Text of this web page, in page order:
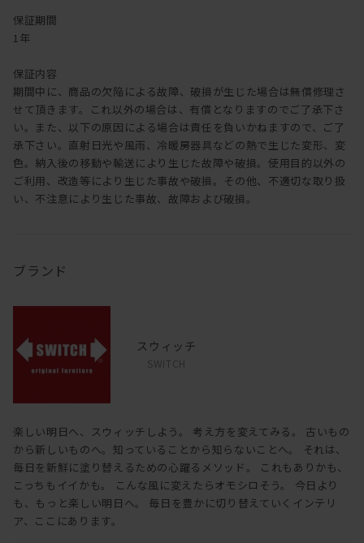
保証期間
1年
保証内容
期間中に、商品の欠陥による故障、破損が生じた場合は無償修理さ
せて頂きます。これ以外の場合は、有償となりますのでご了承下さ
い。また、以下の原因による場合は責任を負いかねますので、ご了
承下さい。直射日光や風雨、冷暖房器具などの熱で生じた変形、変
色。納入後の移動や輸送により生じた故障や破損。使用目的以外の
ご利用、改造等により生じた事故や破損。その他、不適切な取り扱
い、不注意により生じた事故、故障および破損。
ブランド
スウィッチ
SWITCH
楽しい明日へ、スウィッチしよう。 考え方を変えてみる。 古いもの
から新しいものへ。知っていることから知らないことへ。 それは、
毎日を新鮮に塗り替えるための心躍るメソッド。 これもありかも、
こっちもイイかも。 こんな風に変えたらオモシロそう。 今日より
も、もっと楽しい明日へ。 毎日を豊かに切り替えていくインテリ
ア、ここにあります。